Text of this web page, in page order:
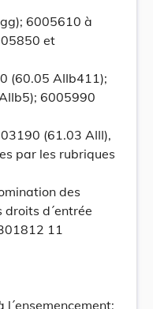
6005610 à
et
(60.05 AIIb411);
6005990
(61.03 AIII),
par les rubriques
des
d´entrée
11